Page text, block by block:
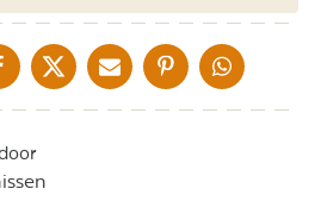
OP FACEBOOK
DELEN OP XDELEN VIA DE MAIL
DELEN OP PINTEREST
DELEN OP